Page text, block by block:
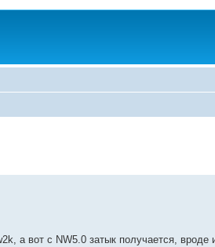
а вот с NW5.0 затык получается, вроде